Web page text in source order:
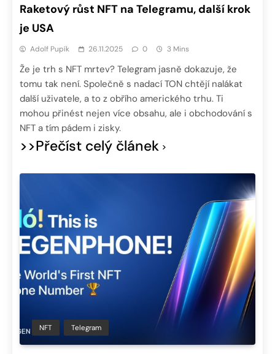
Raketový růst NFT na Telegramu, další krok
je USA
Adolf Pupík 26.11.2025 0 3 Mins
Že je trh s NFT mrtev? Telegram jasně dokazuje, že
tomu tak není. Společně s nadací TON chtějí nalákat
další uživatele, a to z obřího amerického trhu. Ti
mohou přinést nejen více obsahu, ale i obchodování s
NFT a tím pádem i zisky.
>>Přečíst celý článek
NFT Telegram